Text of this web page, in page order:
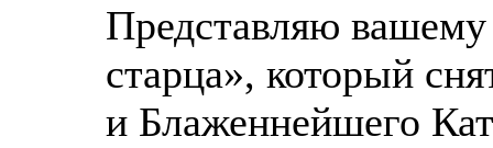
Представляю
старца», который
и Блаженнейшего